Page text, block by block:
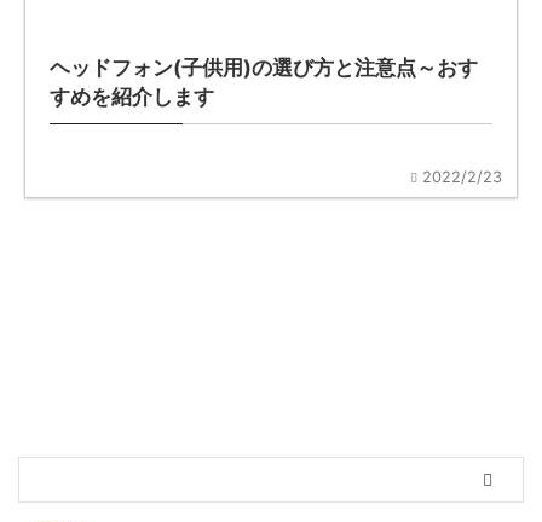
ヘッドフォン(子供用)の選び方と注意点～おす
すめを紹介します
2022/2/23